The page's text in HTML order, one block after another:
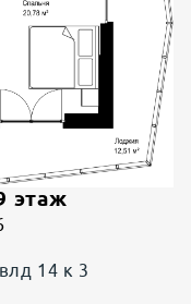
этаж
14 к 3